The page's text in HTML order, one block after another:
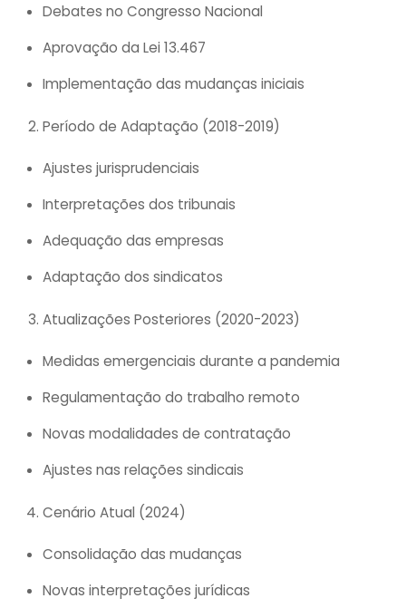
Debates no Congresso Nacional
Aprovação da Lei 13.467
Implementação das mudanças iniciais
Período de Adaptação (2018-2019)
Ajustes jurisprudenciais
Interpretações dos tribunais
Adequação das empresas
Adaptação dos sindicatos
Atualizações Posteriores (2020-2023)
Medidas emergenciais durante a pandemia
Regulamentação do trabalho remoto
Novas modalidades de contratação
Ajustes nas relações sindicais
Cenário Atual (2024)
Consolidação das mudanças
Novas interpretações jurídicas